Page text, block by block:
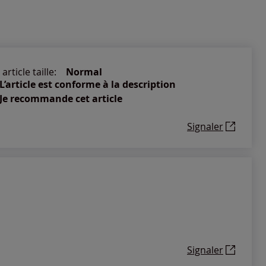
article taille:
Normal
est conforme à la description
recommande cet article
Signaler
Signaler